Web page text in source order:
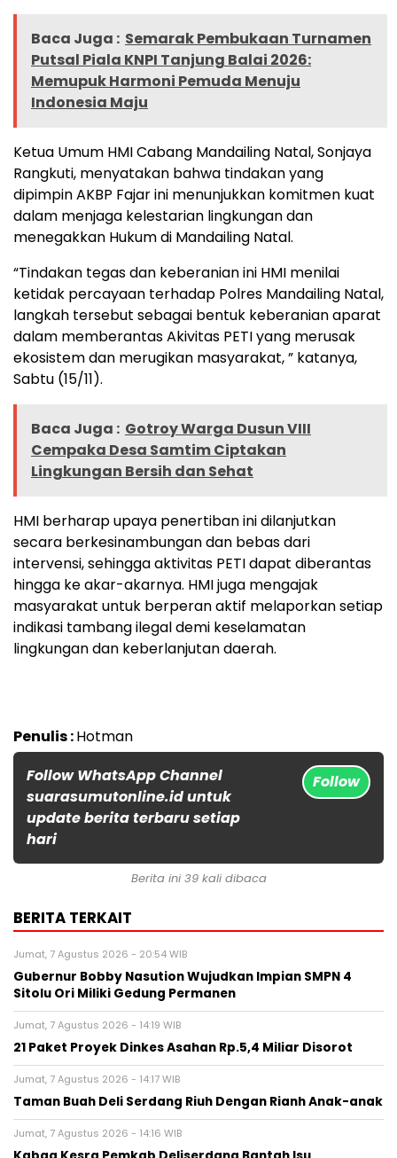
Baca Juga : Semarak Pembukaan Turnamen
Putsal Piala KNPI Tanjung Balai 2026:
Memupuk Harmoni Pemuda Menuju
Indonesia Maju
Ketua Umum HMI Cabang Mandailing Natal, Sonjaya
Rangkuti, menyatakan bahwa tindakan yang
dipimpin AKBP Fajar ini menunjukkan komitmen kuat
dalam menjaga kelestarian lingkungan dan
menegakkan Hukum di Mandailing Natal.
“Tindakan tegas dan keberanian ini HMI menilai
ketidak percayaan terhadap Polres Mandailing Natal,
langkah tersebut sebagai bentuk keberanian aparat
dalam memberantas Akivitas PETI yang merusak
ekosistem dan merugikan masyarakat, ” katanya,
Sabtu (15/11).
Baca Juga : Gotroy Warga Dusun VIII
Cempaka Desa Samtim Ciptakan
Lingkungan Bersih dan Sehat
HMI berharap upaya penertiban ini dilanjutkan
secara berkesinambungan dan bebas dari
intervensi, sehingga aktivitas PETI dapat diberantas
hingga ke akar-akarnya. HMI juga mengajak
masyarakat untuk berperan aktif melaporkan setiap
indikasi tambang ilegal demi keselamatan
lingkungan dan keberlanjutan daerah.
Penulis :Hotman
Follow WhatsApp Channel
suarasumutonline.id untuk
update berita terbaru setiap
hari
Follow
Berita ini 39 kali dibaca
BERITA TERKAIT
Jumat, 7 Agustus 2026 - 20:54 WIB
Gubernur Bobby Nasution Wujudkan Impian SMPN 4
Sitolu Ori Miliki Gedung Permanen
Jumat, 7 Agustus 2026 - 14:19 WIB
21 Paket Proyek Dinkes Asahan Rp.5,4 Miliar Disorot
Jumat, 7 Agustus 2026 - 14:17 WIB
Taman Buah Deli Serdang Riuh Dengan Rianh Anak-anak
Jumat, 7 Agustus 2026 - 14:16 WIB